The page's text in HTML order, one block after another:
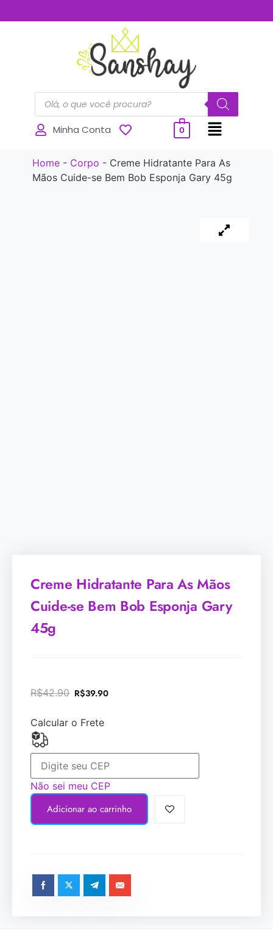
Minha Conta 0
Home- Corpo - Creme Hidratante Para As
Mãos Cuide-se Bem Bob Esponja Gary 45g
Creme Hidratante Para As Mãos
Cuide-se Bem Bob Esponja Gary
45g
R$42.90 R$39.90
Calcular o Frete
Não sei meu CEP
Adicionar ao carrinho